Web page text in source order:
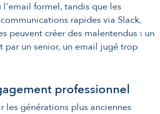
formel, tandis que les
rapides via Slack,
peuvent créer des malentendus : un
par un senior, un email jugé trop
professionnel
les générations plus anciennes